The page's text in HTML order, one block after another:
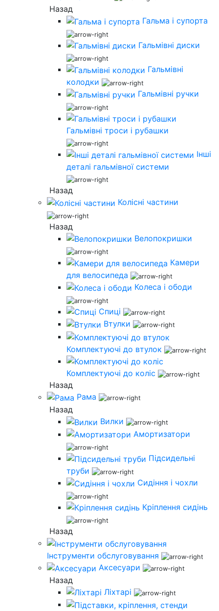
Назад
Гальма і супорта
Гальмівні диски
Гальмівні
колодки
Гальмівні ручки
Гальмівні троси і рубашки
Інші
деталі гальмівної системи
Назад
Колісні частини
Назад
Велопокришки
Камери
для велосипеда
Колеса і ободи
Спиці
Втулки
Комплектуючі до втулок
Комплектуючі до коліс
Назад
Рама
Назад
Вилки
Амортизатори
Підсидельні
труби
Сидіння і чохли
Кріплення сидінь
Назад
Інструменти обслуговування
Аксесуари
Назад
Ліхтарі